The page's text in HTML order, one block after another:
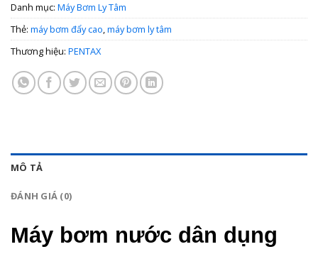
Danh mục: Máy Bơm Ly Tâm
Thẻ: máy bơm đẩy cao,máy bơm ly tâm
Thương hiệu: PENTAX
MÔ TẢ
ĐÁNH GIÁ (0)
Máy bơm nước dân dụng